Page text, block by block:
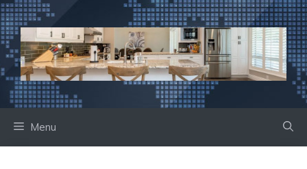
Ga
naar
de
inhoud
Menu